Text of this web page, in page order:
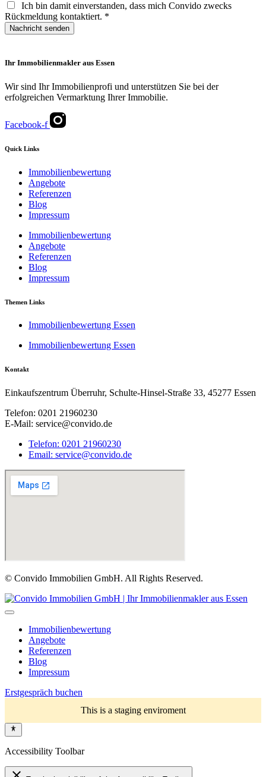
Ich bin damit einverstanden, dass mich Convido zwecks
Rückmeldung kontaktiert. *
Nachricht senden
Ihr Immobilienmakler aus Essen
Wir sind Ihr Immobilienprofi und unterstützen Sie bei der
erfolgreichen Vermarktung Ihrer Immobilie.
Facebook-f
Quick Links
Immobilienbewertung
Angebote
Referenzen
Blog
Impressum
Immobilienbewertung
Angebote
Referenzen
Blog
Impressum
Themen Links
Immobilienbewertung Essen
Immobilienbewertung Essen
Kontakt
Einkaufszentrum Überruhr, Schulte-Hinsel-Straße 33, 45277 Essen
Telefon: 0201 21960230
E-Mail: service@convido.de
Telefon: 0201 21960230
Email: service@convido.de
© Convido Immobilien GmbH. All Rights Reserved.
Immobilienbewertung
Angebote
Referenzen
Blog
Impressum
Erstgespräch buchen
This is a staging enviroment
Accessibility Toolbar